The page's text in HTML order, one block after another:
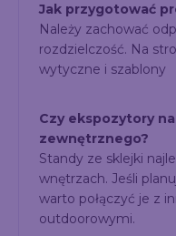
Jak przygotować
Należy zachować
rozdzielczość. Na
wytyczne i szablony
Czy ekspozytory
zewnętrznego?
Standy ze sklejki
wnętrzach. Jeśli
warto połączyć je z
outdoorowymi.